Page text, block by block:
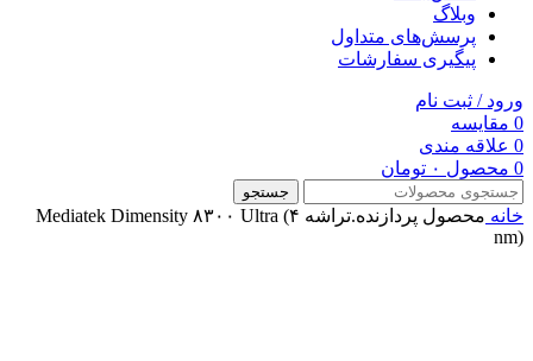
وبلاگ
پرسش‌های متداول
پیگیری سفارشات
ورود / ثبت نام
0 مقایسه
0 علاقه مندی
0 محصول ۰ تومان
جستجو
خانه محصول پردازنده.تراشه Mediatek Dimensity ۸۳۰۰ Ultra (۴
nm)